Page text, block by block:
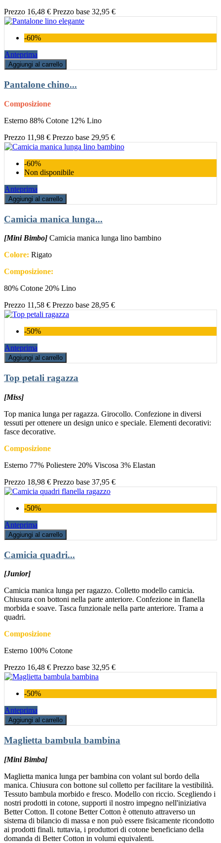
Prezzo 16,48 € Prezzo base 32,95 €
-60%
Anteprima
Aggiungi al carrello
Pantalone chino...
Composizione
Esterno 88% Cotone 12% Lino
Prezzo 11,98 € Prezzo base 29,95 €
-60%
Non disponibile
Anteprima
Aggiungi al carrello
Camicia manica lunga...
[Mini Bimbo] Camicia manica lunga lino bambino
Colore: Rigato
Composizione:
80% Cotone 20% Lino
Prezzo 11,58 € Prezzo base 28,95 €
-50%
Anteprima
Aggiungi al carrello
Top petali ragazza
[Miss]
Top manica lunga per ragazza. Girocollo. Confezione in diversi
tessuti per ottenere un design unico e speciale. Elementi decorativi:
fasce decorative.
Composizione
Esterno 77% Poliestere 20% Viscosa 3% Elastan
Prezzo 18,98 € Prezzo base 37,95 €
-50%
Anteprima
Aggiungi al carrello
Camicia quadri...
[Junior]
Camicia manica lunga per ragazzo. Colletto modello camicia.
Chiusura con bottoni nella parte anteriore. Confezione in flanella
morbida e soave. Tasca funzionale nella parte anteriore. Trama a
quadri.
Composizione
Esterno 100% Cotone
Prezzo 16,48 € Prezzo base 32,95 €
-50%
Anteprima
Aggiungi al carrello
Maglietta bambula bambina
[Mini Bimba]
Maglietta manica lunga per bambina con volant sul bordo della
manica. Chiusura con bottone sul colletto per facilitare la vestibilità.
Tessuto bambula morbido e fresco. Modello con riccio. Scegliendo i
nostri prodotti in cotone, supporti il nostro impegno nell'iniziativa
Better Cotton. Il cotone Better Cotton è ottenuto attraverso un
sistema di bilancio di massa e non può essere fisicamente ricondotto
ai prodotti finali. tuttavia, i produttori di cotone beneficiano della
domanda di Better Cotton in volumi equivalenti.